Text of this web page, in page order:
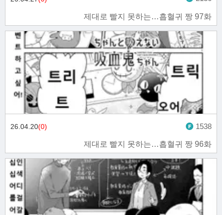
제대로 빨지 못하는…흡혈귀 짱 97화
제대로 빨지 못하는…흡혈귀 짱 96화
26.04.20(0) 1538